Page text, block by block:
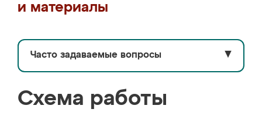
и материалы
Часто задаваемые вопросы ▼
Схема работы